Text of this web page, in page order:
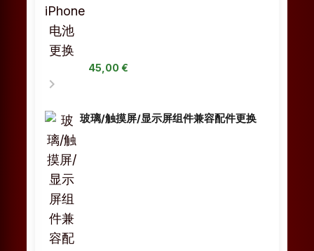
45,00 €
chevron_right
玻璃/触摸屏/显示屏组件兼容配件更换